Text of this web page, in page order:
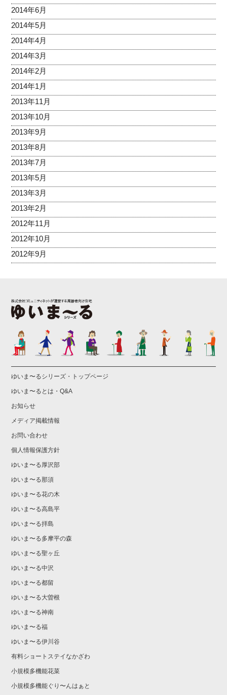
2014年6月
2014年5月
2014年4月
2014年3月
2014年2月
2014年1月
2013年11月
2013年10月
2013年9月
2013年8月
2013年7月
2013年5月
2013年3月
2013年2月
2012年11月
2012年10月
2012年9月
ゆいま〜るシリーズ・トップページ
ゆいま〜るとは・Q&A
お知らせ
メディア掲載情報
お問い合わせ
個人情報保護方針
ゆいま〜る厚沢部
ゆいま〜る那須
ゆいま〜る花の木
ゆいま〜る高島平
ゆいま〜る拝島
ゆいま〜る多摩平の森
ゆいま〜る聖ヶ丘
ゆいま〜る中沢
ゆいま〜る都留
ゆいま〜る大曽根
ゆいま〜る神南
ゆいま〜る福
ゆいま〜る伊川谷
有料ショートステイなかざわ
小規模多機能花菜
小規模多機能ぐり〜んはぁと